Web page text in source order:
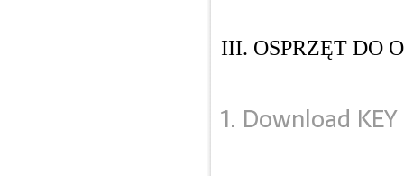
III. OSPRZĘT DO
1. Download